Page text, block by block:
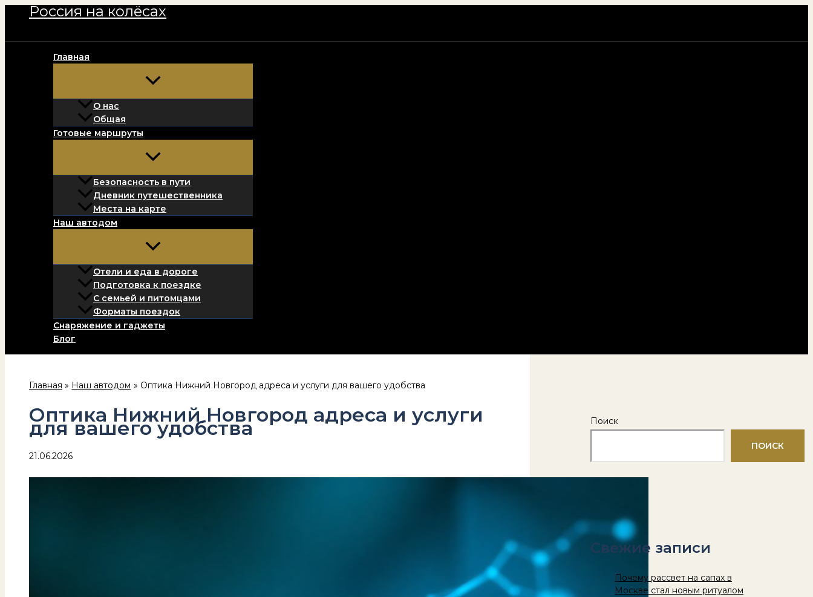
ПерейтиРоссия на колёсах
Главная
О нас
Общая
Готовые маршруты
Безопасность в пути
Дневник путешественника
Места на карте
Наш автодом
Отели и еда в дороге
Подготовка к поездке
С семьей и питомцами
Форматы поездок
Снаряжение и гаджеты
Блог
Главная Наш автодом Оптика Нижний Новгород адреса и услуги для вашего удобства
Оптика Нижний Новгород адреса и услуги
для вашего удобства
21.06.2026
Поиск
ПОИСК
Свежие записи
Почему рассвет на сапах в
Москве стал новым ритуалом